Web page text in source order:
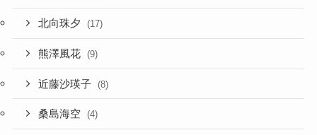
北向珠夕 (17)
熊澤風花 (9)
近藤沙瑛子 (8)
桑島海空 (4)